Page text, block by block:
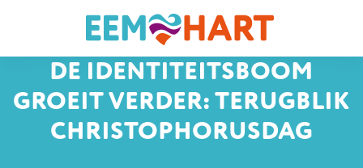
DE IDENTITEITSBOOM
GROEIT VERDER: TERUGBLIK
CHRISTOPHORUSDAG